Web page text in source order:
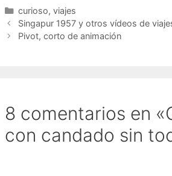
Categorías
curioso, viajes
Singapur 1957 y otros vídeos de
Pivot, corto de animación
8 comentarios en
con candado sin